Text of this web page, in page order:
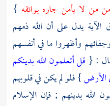
من لا يأمن جاره بوائقه }
يدل على أن الله ذمهم
وأظهروا ما في أنفسهم
: { قل أتعلمون الله بدينكم
الأرض} فلو لم يكن في قلوبهم
الله بدينهم ; فإن الإسلام